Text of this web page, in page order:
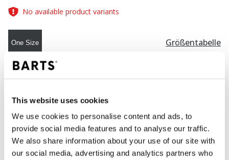
This website uses cookies
We use cookies to personalise content and ads, to
provide social media features and to analyse our traffic.
We also share information about your use of our site with
our social media, advertising and analytics partners who
No available product variants
One Size Größentabelle
FARBEnavy
IN DEN WARENKORB